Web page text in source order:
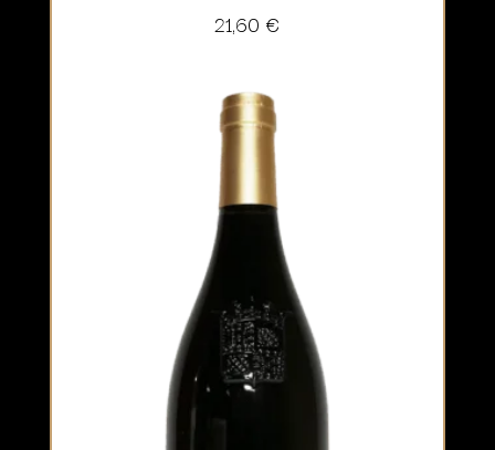
21,60 €